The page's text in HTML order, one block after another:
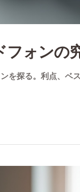
フォンの
を探る。利点、